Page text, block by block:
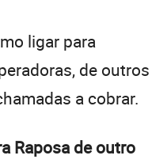
ligar para
de outros
a cobrar.
Raposa de outro